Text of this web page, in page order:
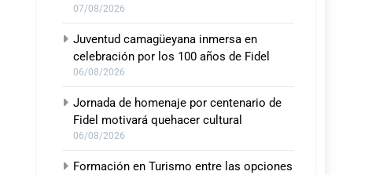
07/08/2026
Juventud camagüeyana inmersa en
celebración por los 100 años de Fidel
06/08/2026
Jornada de homenaje por centenario de
Fidel motivará quehacer cultural
06/08/2026
Formación en Turismo entre las opciones